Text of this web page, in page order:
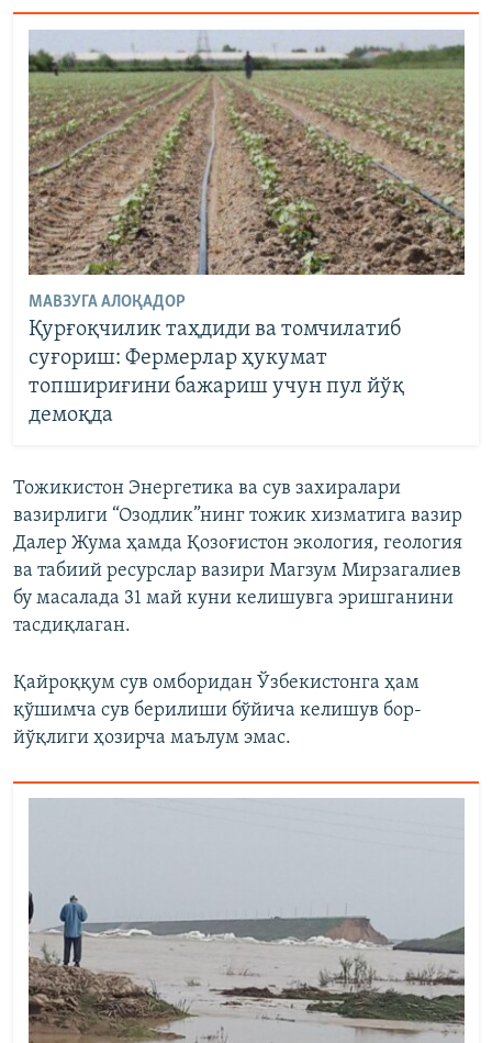
МАВЗУГА АЛОҚАДОР
Қурғоқчилик таҳдиди ва томчилатиб
суғориш: Фермерлар ҳукумат
топшириғини бажариш учун пул йўқ
демоқда
Тожикистон Энергетика ва сув захиралари
вазирлиги “Озодлик”нинг тожик хизматига вазир
Далер Жума ҳамда Қозоғистон экология, геология
ва табиий ресурслар вазири Магзум Мирзагалиев
бу масалада 31 май куни келишувга эришганини
тасдиқлаган.
Қайроққум сув омборидан Ўзбекистонга ҳам
қўшимча сув берилиши бўйича келишув бор-
йўқлиги ҳозирча маълум эмас.